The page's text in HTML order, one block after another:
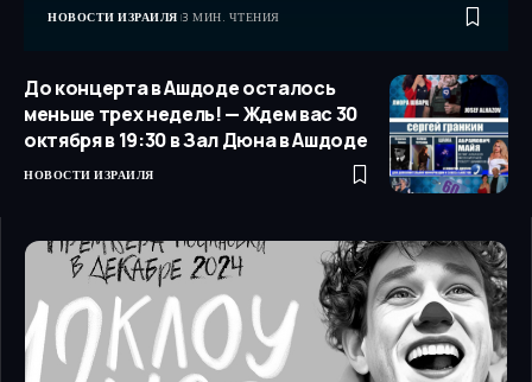
НОВОСТИ ИЗРАИЛЯ 3 МИН. ЧТЕНИЯ
До концерта в Ашдоде осталось
меньше трех недель! — Ждем вас 30
октября в 19:30 в Зал Дюна в Ашдоде
НОВОСТИ ИЗРАИЛЯ